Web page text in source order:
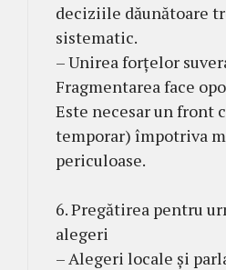
deciziile dăunătoare
sistematic.
– Unirea forțelor
Fragmentarea face
Este necesar un front
temporar) împotriva
periculoase.
6. Pregătirea pentru
alegeri
– Alegeri locale și